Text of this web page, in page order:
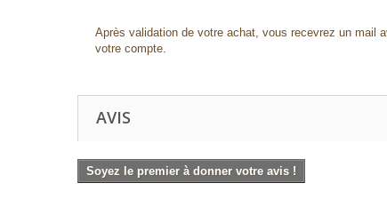
Après validation de votre achat, vous recevrez un mail
votre compte.
AVIS
Soyez le premier à donner votre avis !